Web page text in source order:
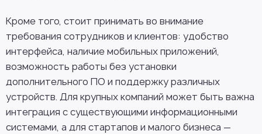
Кроме того, стоит принимать во внимание
требования сотрудников и клиентов: удобство
интерфейса, наличие мобильных приложений,
возможность работы без установки
дополнительного ПО и поддержку различных
устройств. Для крупных компаний может быть важна
интеграция с существующими информационными
системами, а для стартапов и малого бизнеса —